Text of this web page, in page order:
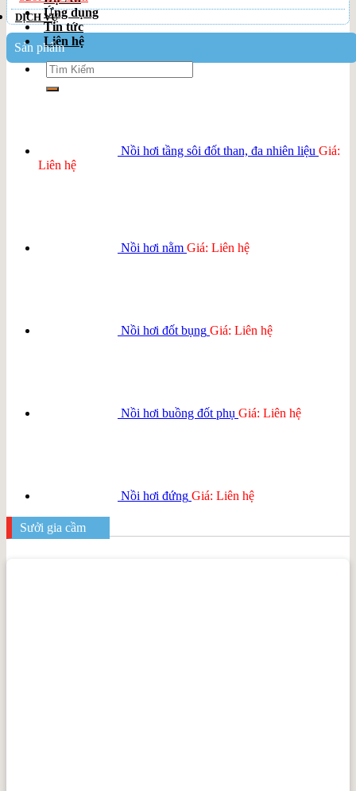
Ứng dụng
Tin tức
Liên hệ
Search
for:
DỊCH VỤ
Sản phẩm
Nồi hơi tầng sôi đốt than, đa nhiên liệu Giá:
Liên hệ
Nồi hơi nằm Giá: Liên hệ
Nồi hơi đốt bụng Giá: Liên hệ
Nồi hơi buồng đốt phụ Giá: Liên hệ
Nồi hơi đứng Giá: Liên hệ
Sưởi gia cầm